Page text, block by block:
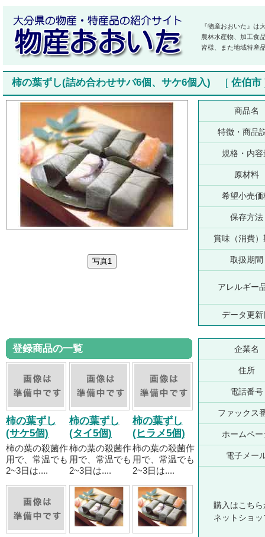
『物産おおいた』は
農林水産物、加工食
皆様、また地域特産
柿の葉ずし(詰め合わせサバ6個、サケ6個入) [ 佐伯市
商品名
特徴・商品
規格・内容
原材料
希望小売価
保存方法
賞味（消費）
取扱期間
アレルギー
データ更新
登録商品の一覧
柿の葉ずし
(サケ5個)
柿の葉の殺菌作
用で、常温でも
2~3日は....
柿の葉ずし
(タイ5個)
柿の葉の殺菌作
用で、常温でも
2~3日は....
柿の葉ずし
(ヒラメ5個)
柿の葉の殺菌作
用で、常温でも
2~3日は....
企業名
住所
電話番号
ファックス
ホームペー
電子メー
購入はこちら
ネットショ